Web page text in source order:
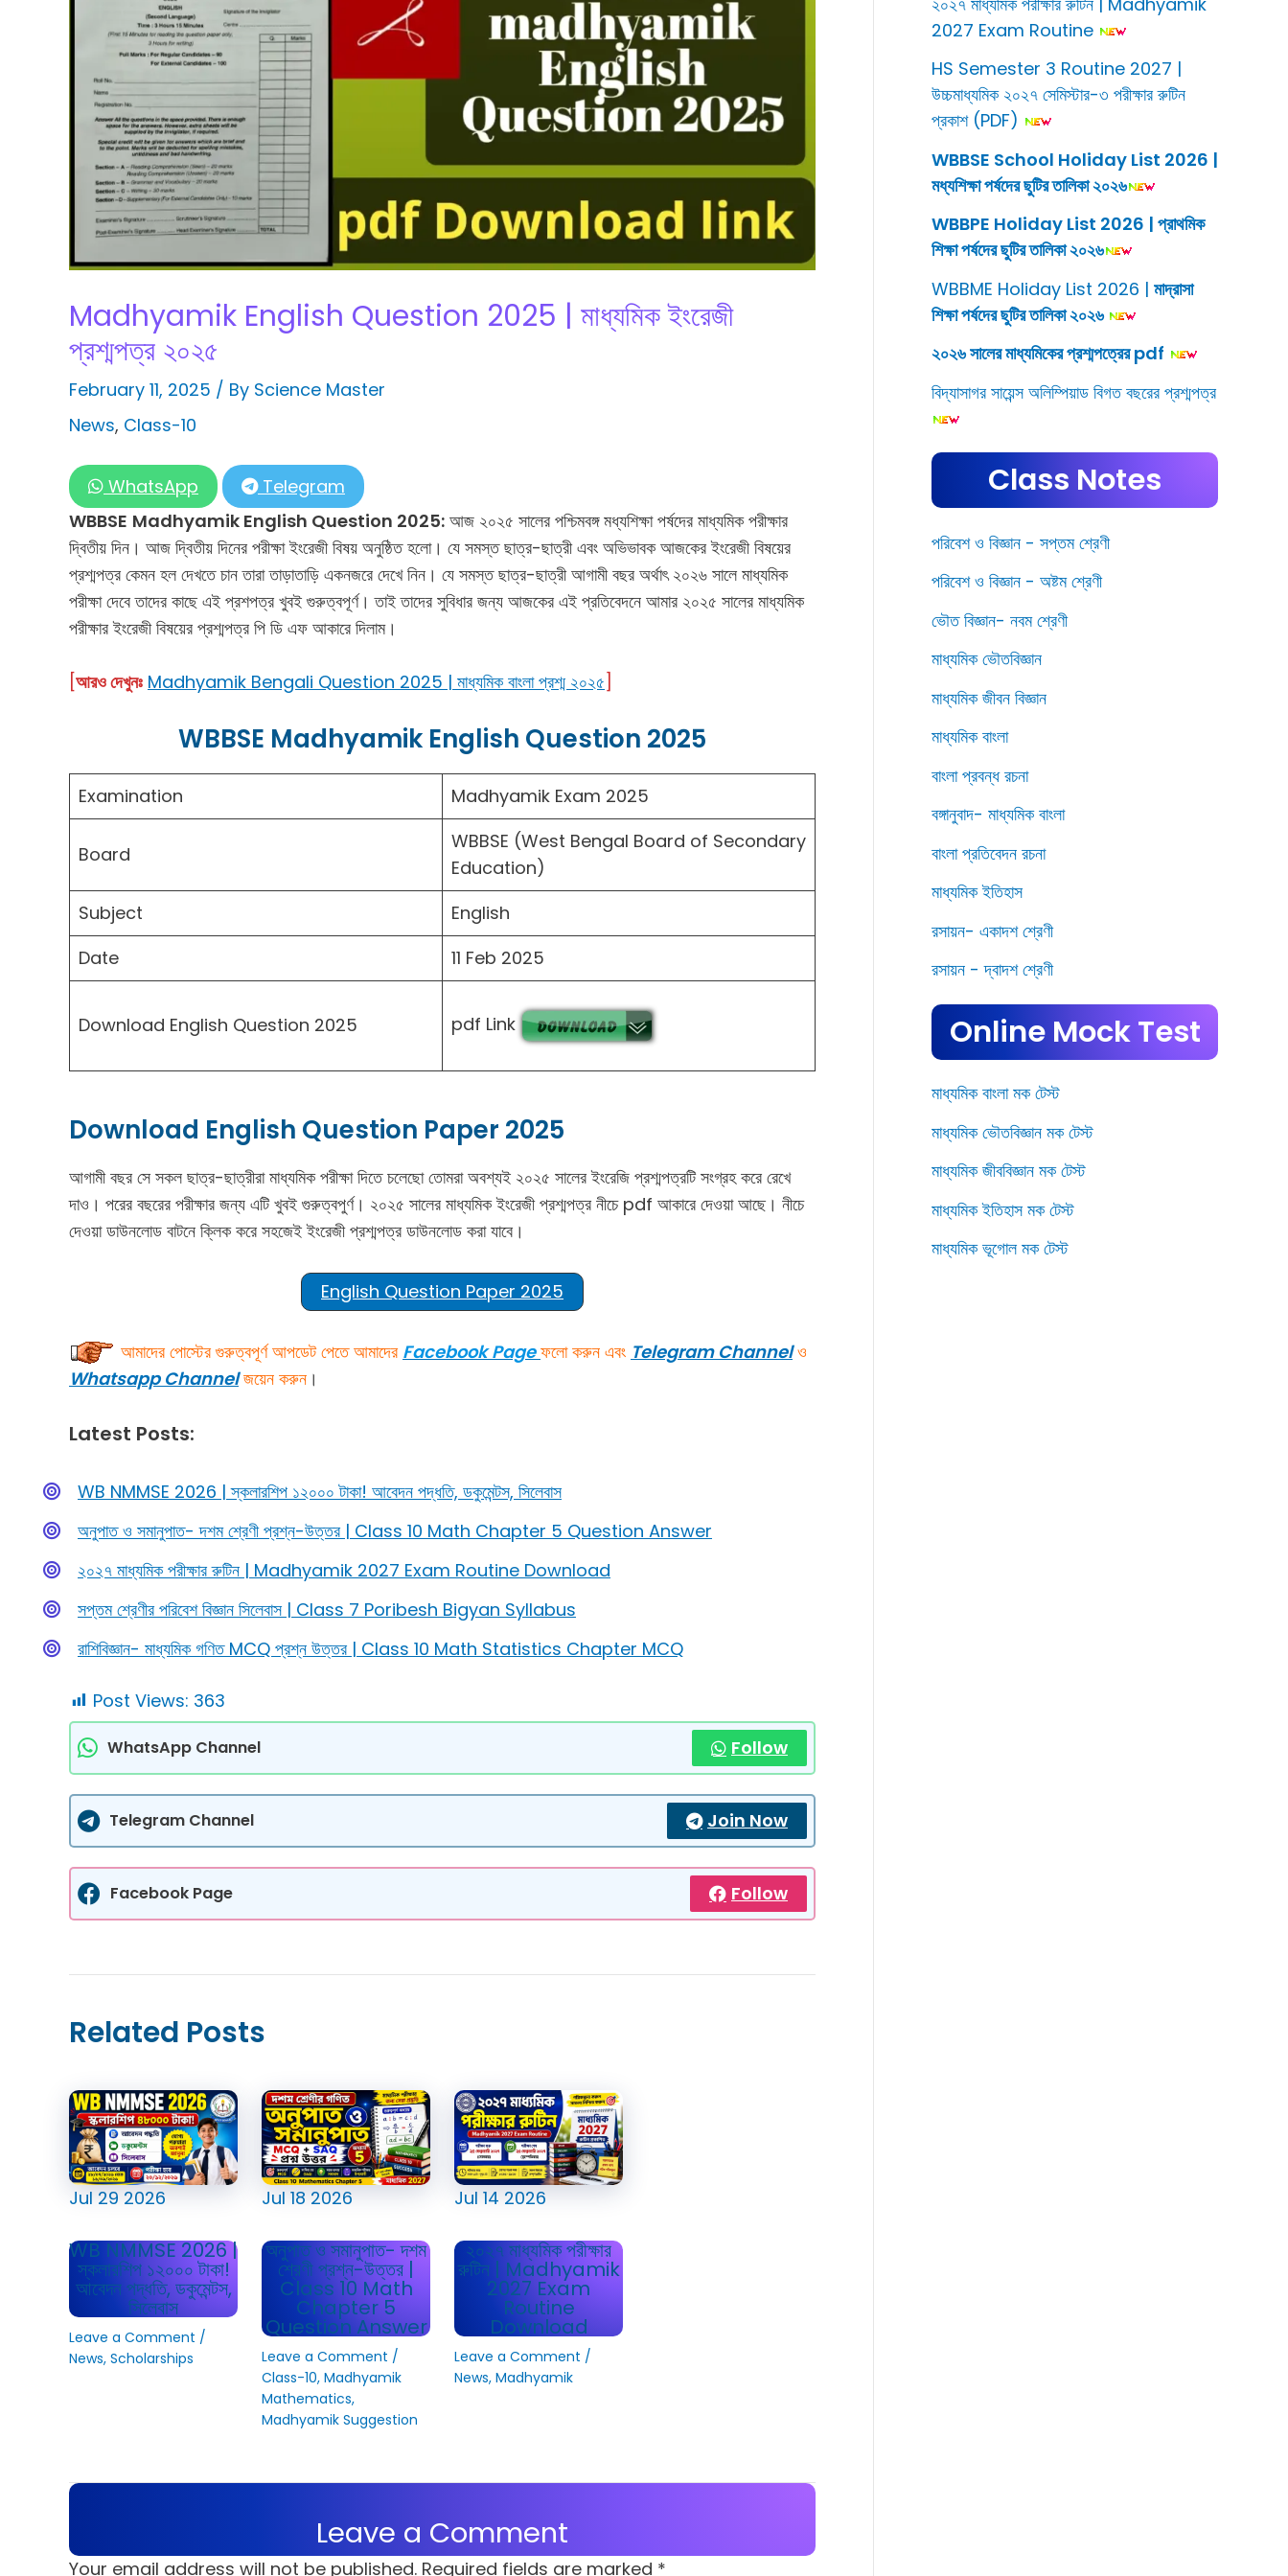
Madhyamik English Question 2025 | মাধ্যমিক ইংরেজী
প্রশ্মপত্র ২০২৫
February 11, 2025 / By Science Master
News, Class-10
WhatsApp
Telegram
WBBSE Madhyamik English Question 2025: আজ ২০২৫ সালের পশ্চিমবঙ্গ মধ্যশিক্ষা পর্ষদের মাধ্যমিক পরীক্ষার
দ্বিতীয় দিন। আজ দ্বিতীয় দিনের পরীক্ষা ইংরেজী বিষয় অনুষ্ঠিত হলো। যে সমস্ত ছাত্র-ছাত্রী এবং অভিভাবক আজকের ইংরেজী বিষয়ের
প্রশ্মপত্র কেমন হল দেখতে চান তারা তাড়াতাড়ি একনজরে দেখে নিন। যে সমস্ত ছাত্র-ছাত্রী আগামী বছর অর্থাৎ ২০২৬ সালে মাধ্যমিক
পরীক্ষা দেবে তাদের কাছে এই প্রশপত্র খুবই গুরুত্বপূর্ণ। তাই তাদের সুবিধার জন্য আজকের এই প্রতিবেদনে আমার ২০২৫ সালের মাধ্যমিক
পরীক্ষার ইংরেজী বিষয়ের প্রশ্মপত্র পি ডি এফ আকারে দিলাম।
আরও দেখুনঃ Madhyamik Bengali Question 2025 | মাধ্যমিক বাংলা প্রশ্ম ২০২৫
WBBSE Madhyamik English Question 2025
Examination Madhyamik Exam 2025
Board
WBBSE (West Bengal Board of Secondary
Education)
Subject
English
Date
11 Feb 2025
Download English Question 2025 pdf Link
Download English Question Paper 2025
আগামী বছর সে সকল ছাত্র-ছাত্রীরা মাধ্যমিক পরীক্ষা দিতে চলেছো তোমরা অবশ্যই ২০২৫ সালের ইংরেজি প্রশ্মপত্রটি সংগ্রহ করে রেখে
দাও। পরের বছরের পরীক্ষার জন্য এটি খুবই গুরুত্বপুর্ণ। ২০২৫ সালের মাধ্যমিক ইংরেজী প্রশ্মপত্র নীচে pdf আকারে দেওয়া আছে। নীচে
দেওয়া ডাউনলোড বাটনে ক্লিক করে সহজেই ইংরেজী প্রশ্মপত্র ডাউনলোড করা যাবে।
English Question Paper 2025
আমাদের পোস্টের গুরুত্বপূর্ণ আপডেট পেতে আমাদের Facebook Page ফলো করুন এবং TelegramChannelও
Whatsapp Channelজয়েন করুন ।
Latest Posts:
WB NMMSE 2026 | স্কলারশিপ ১২০০০ টাকা! আবেদন পদ্ধতি, ডকুমেন্টস, সিলেবাস
অনুপাত ও সমানুপাত- দশম শ্রেণী প্রশ্ন-উত্তর | Class 10 Math Chapter 5 Question Answer
২০২৭ মাধ্যমিক পরীক্ষার রুটিন | Madhyamik 2027 Exam Routine Download
সপ্তম শ্রেণীর পরিবেশ বিজ্ঞান সিলেবাস | Class 7 Poribesh Bigyan Syllabus
রাশিবিজ্ঞান- মাধ্যমিক গণিত MCQ প্রশ্ন উত্তর | Class 10 Math Statistics Chapter MCQ
Post Views: 363
WhatsApp Channel Follow
Telegram Channel Join Now
Facebook Page Follow
Related Posts
Jul 29 2026
WB NMMSE 2026 |
স্কলারশিপ ১২০০০ টাকা!
আবেদন পদ্ধতি, ডকুমেন্টস,
সিলেবাস
Leave a Comment /
News, Scholarships
Jul 18 2026
অনুপাত ও সমানুপাত- দশম
শ্রেণী প্রশ্ন-উত্তর |
Class 10 Math
Chapter 5
Question Answer
Leave a Comment /
Class-10, Madhyamik
Mathematics,
Madhyamik Suggestion
Jul 14 2026
২০২৭ মাধ্যমিক পরীক্ষার
রুটিন | Madhyamik
2027 Exam
Routine
Download
Leave a Comment /
News, Madhyamik
Leave a Comment
Your email address will not be published. Required fields are marked *
2027 Exam Routine
HS Semester 3 Routine 2027 |
উচ্চমাধ্যমিক ২০২৭ সেমিস্টার-৩ পরীক্ষার রুটিন
প্রকাশ (PDF)
WBBSE School Holiday List 2026 |
মধ্যশিক্ষা পর্ষদের ছুটির তালিকা ২০২৬
WBBPE Holiday List 2026 | প্রাথমিক
শিক্ষা পর্ষদের ছুটির তালিকা ২০২৬
WBBME Holiday List 2026 | মাদ্রাসা
শিক্ষা পর্ষদের ছুটির তালিকা ২০২৬
২০২৬ সালের মাধ্যমিকের প্রশ্মপত্রের pdf
বিদ্যাসাগর সায়েন্স অলিম্পিয়াড বিগত বছরের প্রশ্মপত্র
Class Notes
পরিবেশ ও বিজ্ঞান - সপ্তম শ্রেণী
পরিবেশ ও বিজ্ঞান - অষ্টম শ্রেণী
ভৌত বিজ্ঞান- নবম শ্রেণী
মাধ্যমিক ভৌতবিজ্ঞান
মাধ্যমিক জীবন বিজ্ঞান
মাধ্যমিক বাংলা
বাংলা প্রবন্ধ রচনা
বঙ্গানুবাদ- মাধ্যমিক বাংলা
বাংলা প্রতিবেদন রচনা
মাধ্যমিক ইতিহাস
রসায়ন- একাদশ শ্রেণী
রসায়ন - দ্বাদশ শ্রেণী
Online Mock Test
মাধ্যমিক বাংলা মক টেস্ট
মাধ্যমিক ভৌতবিজ্ঞান মক টেস্ট
মাধ্যমিক জীববিজ্ঞান মক টেস্ট
মাধ্যমিক ইতিহাস মক টেস্ট
মাধ্যমিক ভূগোল মক টেস্ট